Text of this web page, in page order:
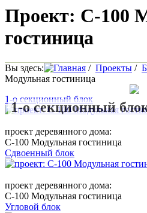
Проект: C-100
гостиница
Вы здесь: Главная / Проекты /
Модульная гостиница
1-о секционный
1-о секционный блок
проект деревянного дома:
C-100 Модульная гостиница
Сдвоенный блок
проект деревянного дома:
C-100 Модульная гостиница
Угловой блок